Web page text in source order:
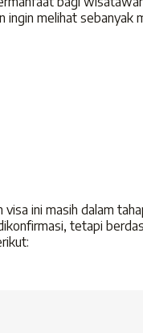
ingin melihat sebanyak
ini masih dalam
tetapi